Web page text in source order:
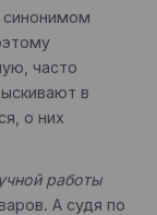
синонимом
часто
в
о них
работы
А судя по